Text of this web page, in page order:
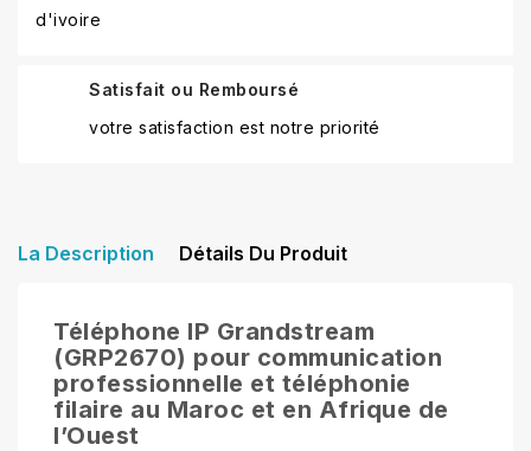
d'ivoire
Satisfait ou Remboursé
votre satisfaction est notre priorité
La Description Détails Du Produit
Téléphone IP Grandstream
(GRP2670) pour communication
professionnelle et téléphonie
filaire au Maroc et en Afrique de
l’Ouest